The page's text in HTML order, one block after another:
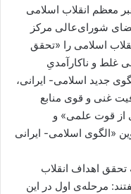
معظم انقلاب اسلامی
شورای‌عالی مرکز
اسلامی را «تحقق
غلط و ناکارآمدیِ
جدید اسلامی- ایرانی،
غنی و قوی منابع
از قوت علمی» و
«الگوی اسلامی- ایرانی
تحقق اهداف انقلاب
مرحله‌ی اول در این